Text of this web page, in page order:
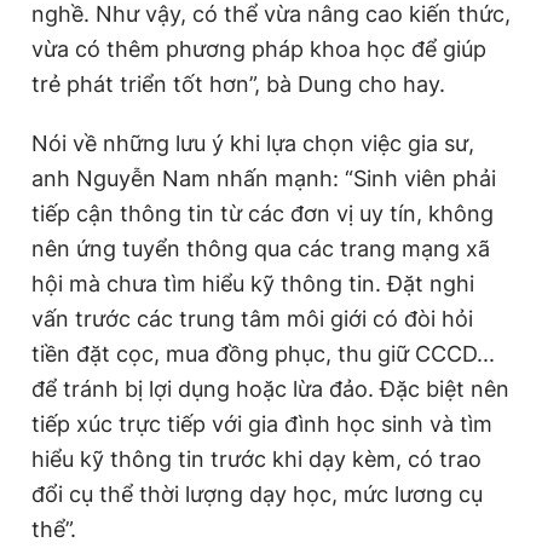
nghề. Như vậy, có thể vừa nâng cao kiến thức,
vừa có thêm phương pháp khoa học để giúp
trẻ phát triển tốt hơn”, bà Dung cho hay.
Nói về những lưu ý khi lựa chọn việc gia sư,
anh Nguyễn Nam nhấn mạnh: “Sinh viên phải
tiếp cận thông tin từ các đơn vị uy tín, không
nên ứng tuyển thông qua các trang mạng xã
hội mà chưa tìm hiểu kỹ thông tin. Đặt nghi
vấn trước các trung tâm môi giới có đòi hỏi
tiền đặt cọc, mua đồng phục, thu giữ CCCD...
để tránh bị lợi dụng hoặc lừa đảo. Đặc biệt nên
tiếp xúc trực tiếp với gia đình học sinh và tìm
hiểu kỹ thông tin trước khi dạy kèm, có trao
đổi cụ thể thời lượng dạy học, mức lương cụ
thể”.